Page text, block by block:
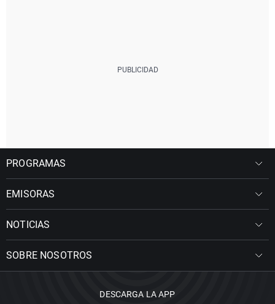
PROGRAMAS
EMISORAS
NOTICIAS
SOBRE NOSOTROS
DESCARGA LA APP